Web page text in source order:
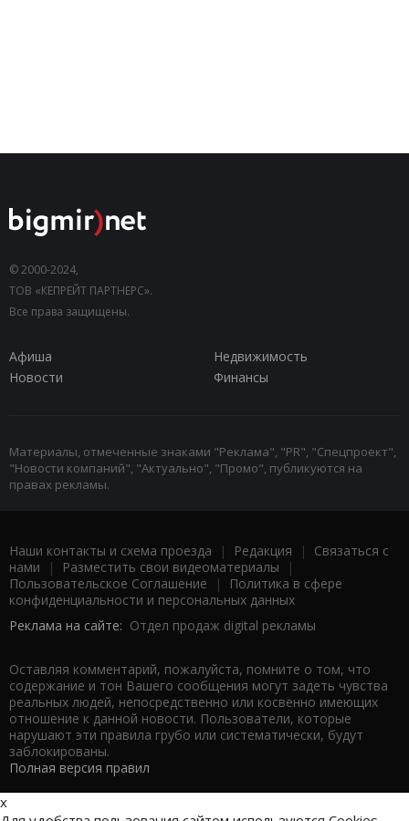
© 2000-2024,
ТОВ «КЕПРЕЙТ ПАРТНЕРС».
Все права защищены.
Афиша
Недвижимость
Новости
Финансы
Материалы, отмеченные знаками "Реклама", "PR", "Спецпроект",
"Новости компаний", "Актуально", "Промо", публикуются на
правах рекламы.
Наши контакты и схема проезда | Редакция | Связаться с
нами | Разместить свои видеоматериалы |
Пользовательское Соглашение |
Политика в сфере
конфиденциальности и персональных данных
Реклама на сайте: Отдел продаж digital рекламы
Оставляя комментарий, пожалуйста, помните о том, что
содержание и тон Вашего сообщения могут задеть чувства
реальных людей, непосредственно или косвенно имеющих
отношение к данной новости. Пользователи, которые
нарушают эти правила грубо или систематически, будут
заблокированы.
Полная версия правил
x